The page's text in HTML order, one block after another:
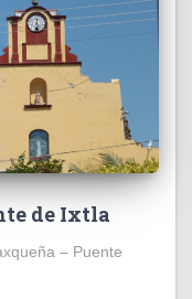
de Ixtla
– Puente